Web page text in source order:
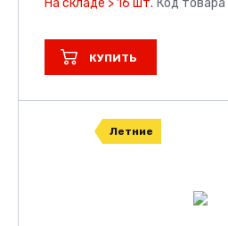
На складе > 16 шт. Код
КУПИТЬ
Летние